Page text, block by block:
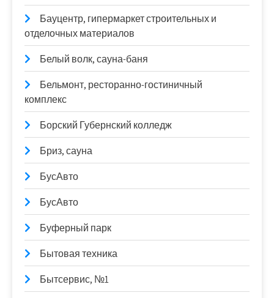
Бауцентр, гипермаркет строительных и
отделочных материалов
Белый волк, сауна-баня
Бельмонт, ресторанно-гостиничный
комплекс
Борский Губернский колледж
Бриз, сауна
БусАвто
БусАвто
Буферный парк
Бытовая техника
Бытсервис, №1